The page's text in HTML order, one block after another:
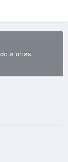
a otras